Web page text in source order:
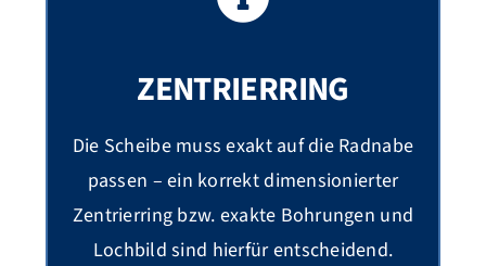
ZENTRIERRING
Die Scheibe muss exakt auf die Radnabe
passen – ein korrekt dimensionierter
Zentrierring bzw. exakte Bohrungen und
Lochbild sind hierfür entscheidend.